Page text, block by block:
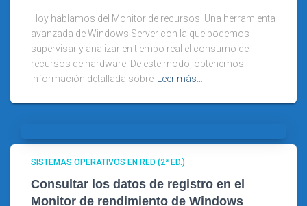
Hoy hablamos del Monitor de recursos. Una herramienta
avanzada de Windows Server con la que podemos
supervisar y analizar en tiempo real el consumo de
recursos de hardware. De este modo, obtenemos
información detallada sobre
Leer más…
SISTEMAS OPERATIVOS EN RED (2ª ED.)
Consultar los datos de registro en el
Monitor de rendimiento de Windows